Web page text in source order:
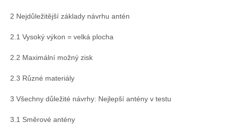
Rádio (MF, HF, VHF)
Kapitánské zkoušky
Ostatní
2 Nejdůležitější základy návrhu antén
2.1 Vysoký výkon = velká plocha
2.2 Maximální možný zisk
2.3 Různé materiály
3 Všechny důležité návrhy: Nejlepší antény v testu
3.1 Směrové antény